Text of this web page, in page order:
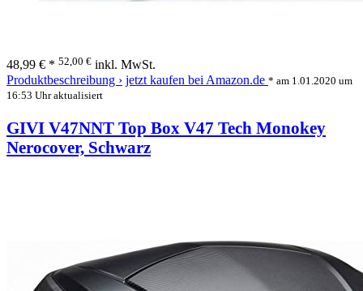
48,99 € * 52,00 € inkl. MwSt.
Produktbeschreibung › jetzt kaufen bei Amazon.de * am 1.01.2020 um
16:53 Uhr aktualisiert
GIVI V47NNT Top Box V47 Tech Monokey
Nerocover, Schwarz